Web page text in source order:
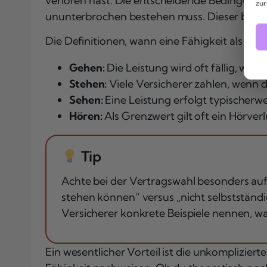
ununterbrochen bestehen muss. Dieser
Die Definitionen, wann eine Fähigkeit als
Gehen:Die Leistung wird oft fällig,
Stehen: Viele Versicherer zahlen, wenn
Sehen:Eine Leistung erfolgt
Hören:Als Grenzwert gilt oft ein
Tip
Achte bei der Vertragswahl besonders
stehen können“ versus „nicht
Versicherer konkrete Beispiele nennen,
Ein wesentlicher Vorteil ist die